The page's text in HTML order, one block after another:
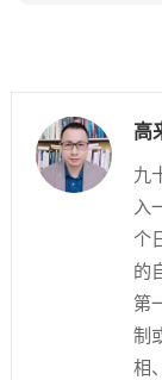
高
九
入
个
的
第
制
相